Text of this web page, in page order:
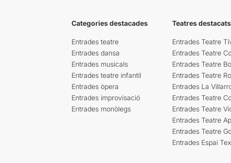
Categories destacades
Entrades teatre
Entrades dansa
Entrades musicals
Entrades teatre infantil
Entrades òpera
Entrades improvisació
Entrades monòlegs
Teatres destacats
Entrades Teatre
Entrades Teatre
Entrades Teatre
Entrades Teatre
Entrades La
Entrades Teatre
Entrades Teatre
Entrades Teatre
Entrades Teatre
Entrades Espai